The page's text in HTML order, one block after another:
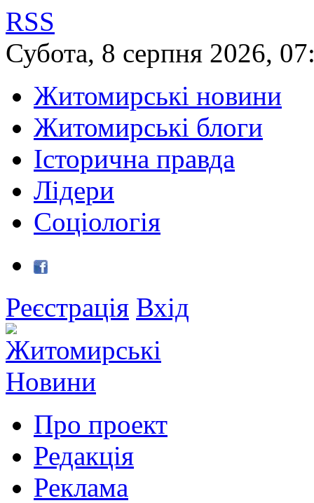
RSS
Субота, 8 серпня 2026,
Житомирські новини
Житомирські блоги
Історична правда
Лідери
Соціологія
Реєстрація Вхід
Про проект
Редакція
Реклама